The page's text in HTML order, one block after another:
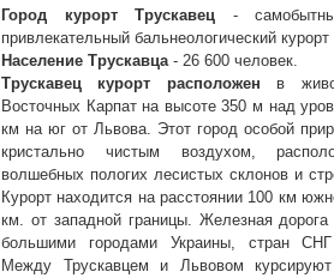
Город курорт Трускавец -
привлекательный бальнеологический
Население Трускавца- 26 600 человек.
Трускавец курорт расположен в
Восточных Карпат на высоте 350 м над
км на юг от Львова. Этот город особой
кристально чистым воздухом,
волшебных пологих лесистых склонов и
Курорт находится на расстоянии 100 км
км. от западной границы. Железная дорога
большими городами Украины, стран
Между Трускавцем и Львовом курсируют